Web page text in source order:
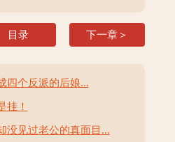
目录 下一章＞
四个反派的后娘...
挂！
没见过老公的真面目...